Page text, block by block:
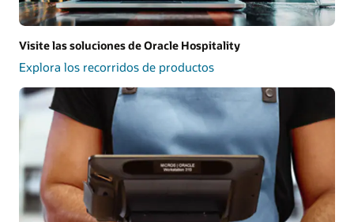
Visite las soluciones de Oracle Hospitality
Explora los recorridos de productos